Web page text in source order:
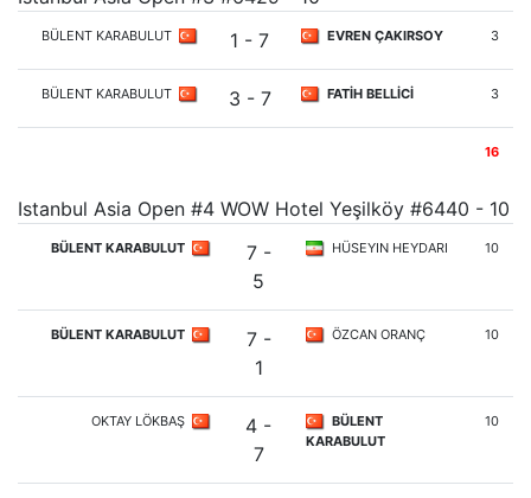
BÜLENT KARABULUT 1 - 7 EVREN ÇAKIRSOY 3
BÜLENT KARABULUT 3 - 7 FATİH BELLİCİ 3
16
Istanbul Asia Open #4 WOW Hotel Yeşilköy #6440 - 10
BÜLENT KARABULUT
7 -
5
HÜSEYIN HEYDARI 10
BÜLENT KARABULUT
7 -
1
ÖZCAN ORANÇ 10
OKTAY LÖKBAŞ
4 -
7
BÜLENT
KARABULUT
10